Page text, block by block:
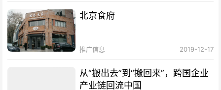
北京食府
推广信息 2019-12-17
从“搬出去”到“搬回来”，跨国企业
产业链回流中国